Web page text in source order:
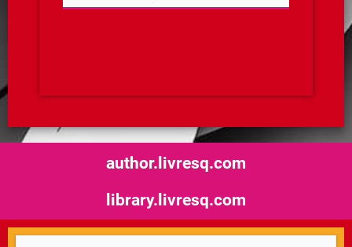
author.livresq.com
library.livresq.com